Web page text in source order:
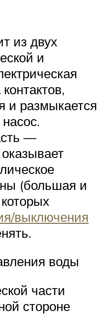
из двух
и
и размыкается
—
(большая и
выключения
воды
части
стороне